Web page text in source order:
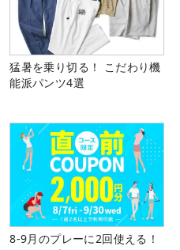
猛暑を乗り切る！ こだわり機
能派パンツ4選
8-9月のプレーに2回使える！